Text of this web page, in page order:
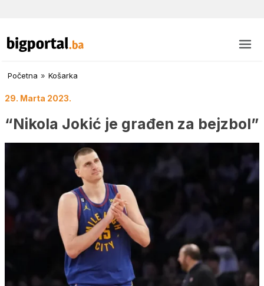
Početna » Košarka
29. Marta 2023.
“Nikola Jokić je građen za bejzbol”